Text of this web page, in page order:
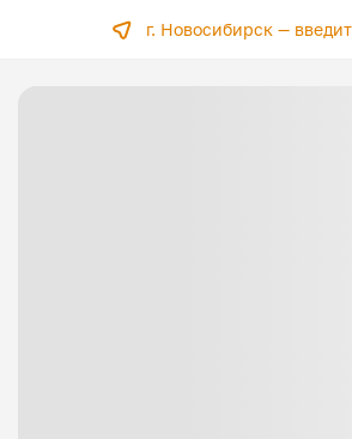
г. Новосибирск —